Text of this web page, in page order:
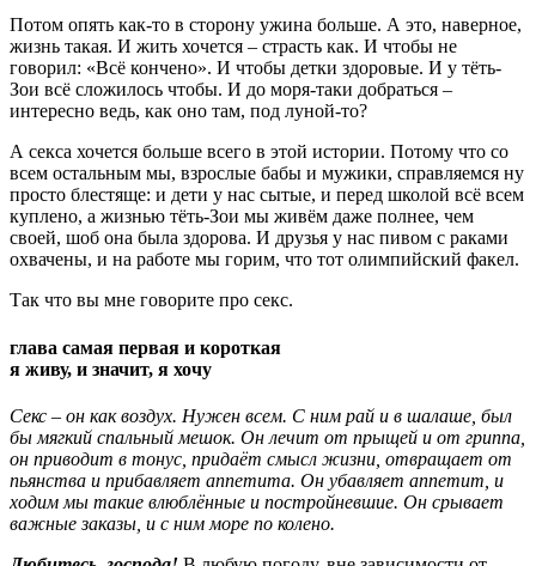
Потом опять как-то в сторону ужина больше. А это, наверное,
жизнь такая. И жить хочется – страсть как. И чтобы не
говорил: «Всё кончено». И чтобы детки здоровые. И у тёть-
Зои всё сложилось чтобы. И до моря-таки добраться –
интересно ведь, как оно там, под луной-то?
А секса хочется больше всего в этой истории. Потому что со
всем остальным мы, взрослые бабы и мужики, справляемся ну
просто блестяще: и дети у нас сытые, и перед школой всё всем
куплено, а жизнью тёть-Зои мы живём даже полнее, чем
своей, шоб она была здорова. И друзья у нас пивом с раками
охвачены, и на работе мы горим, что тот олимпийский факел.
Так что вы мне говорите про секс.
глава самая первая и короткая
я живу, и значит, я хочу
Секс – он как воздух. Нужен всем. С ним рай и в шалаше, был
бы мягкий спальный мешок. Он лечит от прыщей и от гриппа,
он приводит в тонус, придаёт смысл жизни, отвращает от
пьянства и прибавляет аппетита. Он убавляет аппетит, и
ходим мы такие влюблённые и постройневшие. Он срывает
важные заказы, и с ним море по колено.